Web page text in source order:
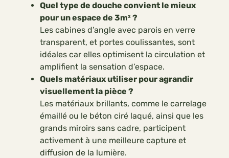
Quel type de douche convient le mieux
pour un espace de 3m² ?
Les cabines d’angle avec parois en verre
transparent, et portes coulissantes, sont
idéales car elles optimisent la circulation et
amplifient la sensation d’espace.
Quels matériaux utiliser pour agrandir
visuellement la pièce ?
Les matériaux brillants, comme le carrelage
émaillé ou le béton ciré laqué, ainsi que les
grands miroirs sans cadre, participent
activement à une meilleure capture et
diffusion de la lumière.